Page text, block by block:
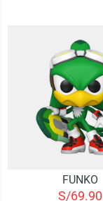
FUNKO
S/69.90